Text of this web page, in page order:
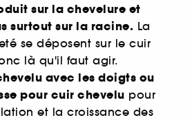
sur la chevelure et
surtout sur la racine. La
se déposent sur le cuir
là qu'il faut agir.
avec les doigts ou
pour cuir chevelu pour
et la croissance des